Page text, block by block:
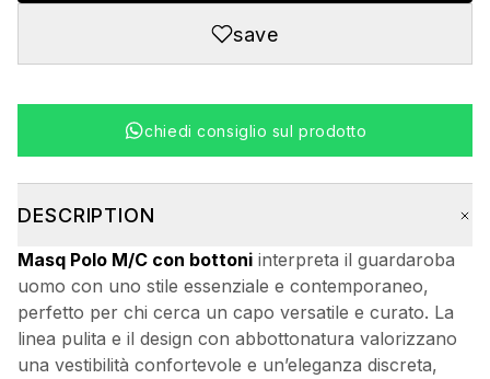
save
chiedi consiglio sul prodotto
DESCRIPTION
Masq Polo M/C con bottoni interpreta il guardaroba
uomo con uno stile essenziale e contemporaneo,
perfetto per chi cerca un capo versatile e curato. La
linea pulita e il design con abbottonatura valorizzano
una vestibilità confortevole e un’eleganza discreta,